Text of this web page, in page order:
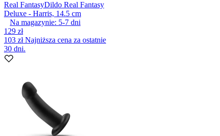
Real FantasyDildo Real Fantasy
Deluxe - Harris, 14.5 cm
Na magazynie: 5-7 dni
129 zł
103 złNajniższa cena za ostatnie
30 dni.